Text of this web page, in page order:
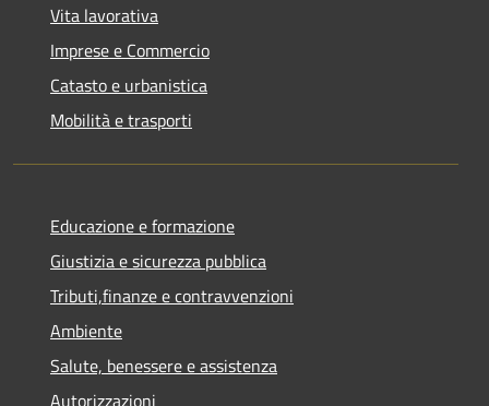
Vita lavorativa
Imprese e Commercio
Catasto e urbanistica
Mobilità e trasporti
Educazione e formazione
Giustizia e sicurezza pubblica
Tributi,finanze e contravvenzioni
Ambiente
Salute, benessere e assistenza
Autorizzazioni